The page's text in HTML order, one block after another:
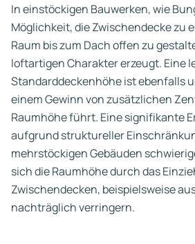
In einstöckigen Bauwerken, wie
Möglichkeit, die Zwischendecke zu
Raum bis zum Dach offen zu
loftartigen Charakter erzeugt. Eine
Standarddeckenhöhe ist ebenfalls
einem Gewinn von zusätzlichen
Raumhöhe führt. Eine signifikante
aufgrund struktureller
mehrstöckigen Gebäuden
sich die Raumhöhe durch das
Zwischendecken, beispielsweise
nachträglich verringern.